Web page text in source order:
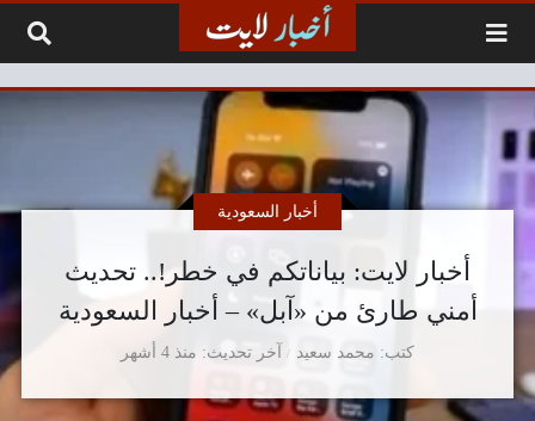
أخبار لايت: بياناتكم في خطر!.. تحديث
أمني طارئ من «آبل» – أخبار السعودية
كتب محمد سعيد
أخبار السعودية
آخر تحديث منذ 4 أشهر